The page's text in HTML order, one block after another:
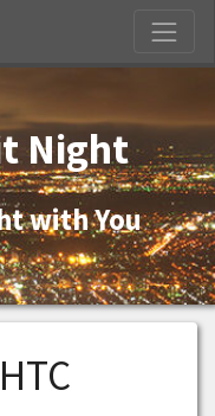
Night
with You
HTC